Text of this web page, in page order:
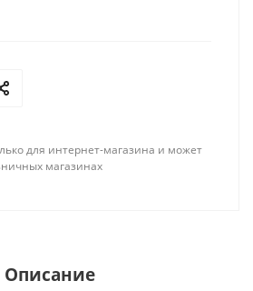
для интернет-магазина и может
магазинах
Описание